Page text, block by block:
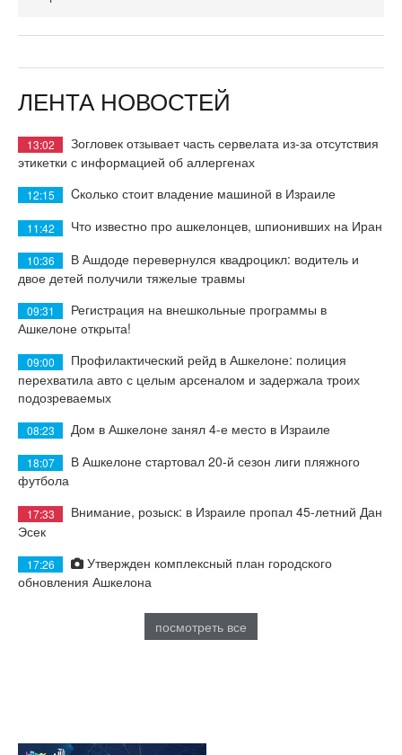
ЛЕНТА НОВОСТЕЙ
13:02
Зогловек отзывает часть сервелата из-за отсутствия
этикетки с информацией об аллергенах
12:15 Cколько стоит владение машиной в Израиле
11:42 Что известно про ашкелонцев, шпионивших на Иран
10:36
В Ашдоде перевернулся квадроцикл: водитель и
двое детей получили тяжелые травмы
09:31
Регистрация на внешкольные программы в
Ашкелоне открыта!
09:00
Профилактический рейд в Ашкелоне: полиция
перехватила авто с целым арсеналом и задержала троих
подозреваемых
08:23 Дом в Ашкелоне занял 4-е место в Израиле
18:07
В Ашкелоне стартовал 20-й сезон лиги пляжного
футбола
17:33
Внимание, розыск: в Израиле пропал 45-летний Дан
Эсек
17:26
Утвержден комплексный план городского
обновления Ашкелона
посмотреть все